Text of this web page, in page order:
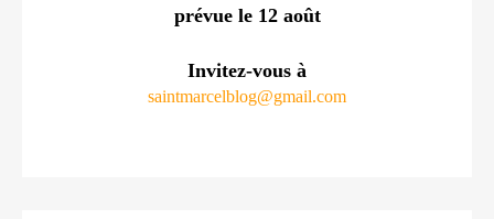
prévue le 12 août
Invitez-vous à
saintmarcelblog@gmail.com